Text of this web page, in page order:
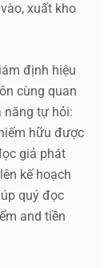
xuất kho
định hiệu
cùng quan
năng tự hỏi:
hữu được
giả phát
kế hoạch
quý đọc
and tiền